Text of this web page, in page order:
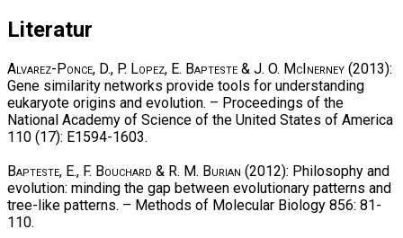
Literatur
Alvarez-Ponce, D., P. Lopez, E. Bapteste & J. O. McInerney (2013):
Gene similarity networks provide tools for understanding
eukaryote origins and evolution. – Proceedings of the
National Academy of Science of the United States of America
110 (17): E1594-1603.
Bapteste, E., F. Bouchard & R. M. Burian (2012): Philosophy and
evolution: minding the gap between evolutionary patterns and
tree-like patterns. – Methods of Molecular Biology 856: 81-
110.